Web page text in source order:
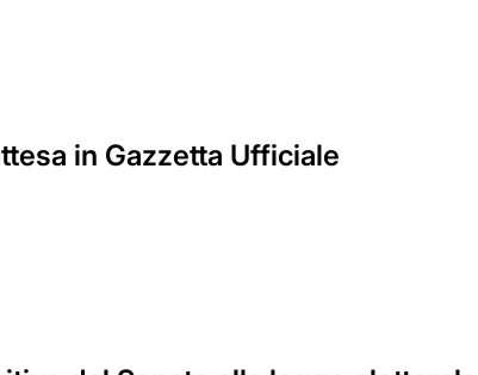
in Gazzetta Ufficiale